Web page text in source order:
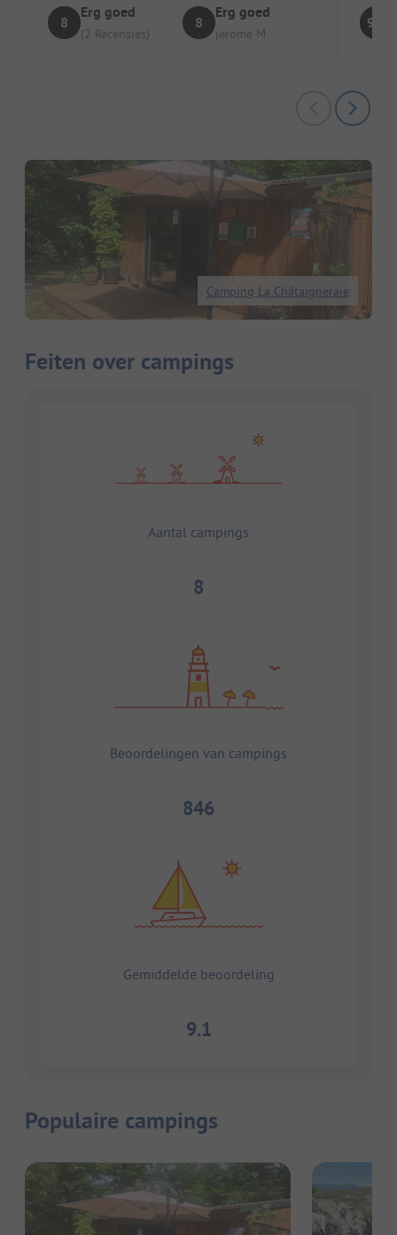
8
Erg goed
(2 Recensies)
8
Erg goed
jerome M
9.5
Camping La Châtaigneraie
Feiten over campings
Aantal campings
8
Beoordelingen van campings
846
Gemiddelde beoordeling
9.1
Populaire campings